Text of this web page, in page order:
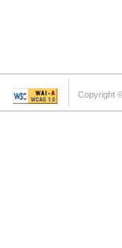
Copyright